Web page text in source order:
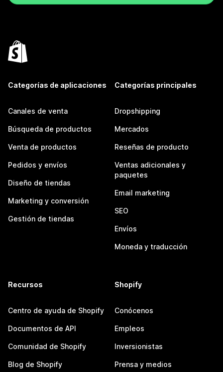
Categorías de aplicaciones
Canales de venta
Búsqueda de productos
Venta de productos
Pedidos y envíos
Diseño de tiendas
Marketing y conversión
Gestión de tiendas
Categorías principales
Dropshipping
Mercados
Reseñas de producto
Ventas adicionales y
paquetes
Email marketing
SEO
Envíos
Moneda y traducción
Recursos
Centro de ayuda de Shopify
Documentos de API
Comunidad de Shopify
Blog de Shopify
Shopify
Conócenos
Empleos
Inversionistas
Prensa y medios